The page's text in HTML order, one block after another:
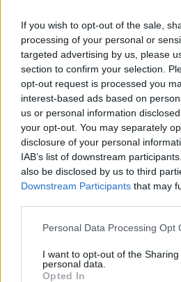
If you wish to opt-out of the sale,
processing of your personal or
targeted advertising by us, please
section to confirm your selection.
opt-out request is processed you
interest-based ads based on
us or personal information
your opt-out. You may separately
disclosure of your personal
IAB’s list of downstream
also be disclosed by us to third
Downstream Participants that may
Personal Data Processing Opt
I want to opt-out of the
personal data.
Opted In
Aksident
humbin
familjeje
UBTech
për
Smart
vogël
vende